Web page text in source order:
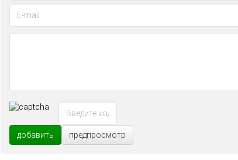
добавить предпросмотр